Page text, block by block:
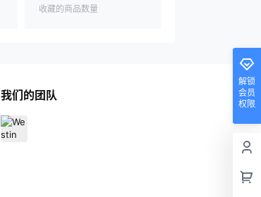
收藏的商品数量
解锁
会员
权限
我们的团队